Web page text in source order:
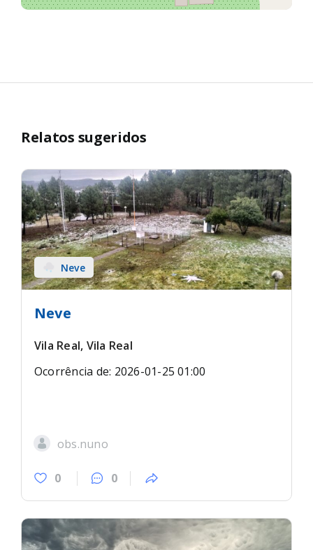
Relatos sugeridos
Neve
Neve
Vila Real, Vila Real
Ocorrência de: 2026-01-25 01:00
obs.nuno
0 0